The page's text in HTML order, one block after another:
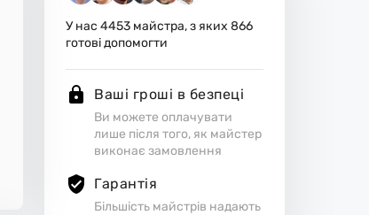
У нас4453 майстра, з яких866
готові допомогти
Ваші гроші в безпеці
Ви можете оплачувати
лише після того, як майстер
виконає замовлення
Гарантія
Більшість майстрів надають